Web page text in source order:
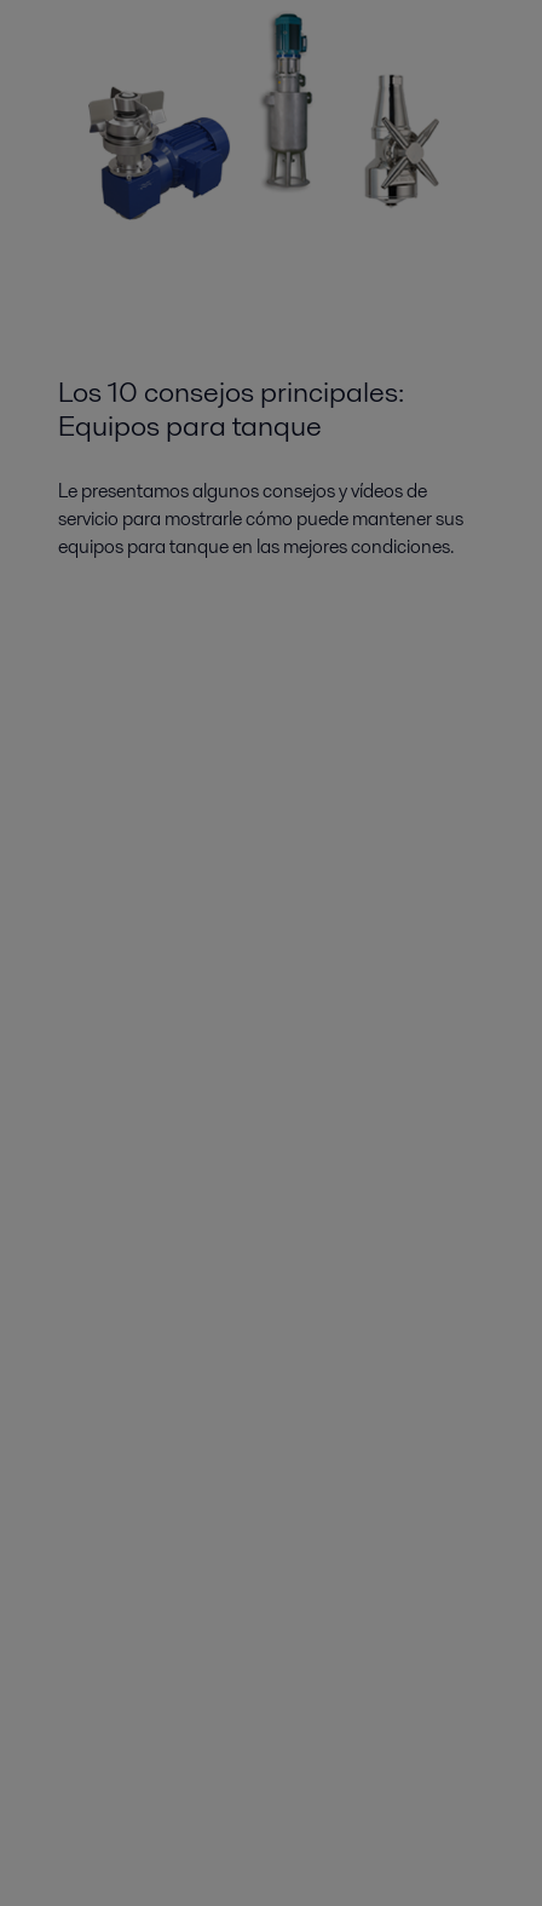
Los 10 consejos principales:
Equipos para tanque
Le presentamos algunos consejos y vídeos de
servicio para mostrarle cómo puede mantener sus
equipos para tanque en las mejores condiciones.